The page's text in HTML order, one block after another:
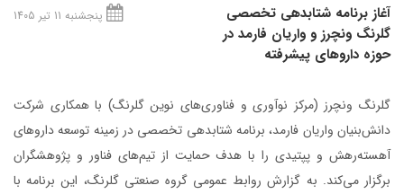
آغاز برنامه شتابدهی تخصصی
گلرنگ ونچرز و واریان فارمد در
حوزه داروهای پیشرفته
پنجشنبه 11 تیر 1405
گلرنگ ونچرز (مرکز نوآوری و فناوری‌های نوین گلرنگ) با همکاری شرکت
دانش‌بنیان واریان فارمد، برنامه شتابدهی تخصصی در زمینه توسعه داروهای
آهسته‌رهش و پپتیدی را با هدف حمایت از تیم‌های فناور و پژوهشگران
برگزار می‌کند. به گزارش روابط عمومی گروه صنعتی گلرنگ، این برنامه با